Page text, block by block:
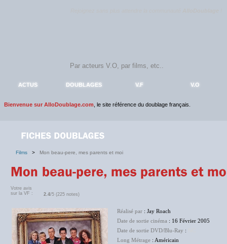
ACTUS DOUBLAGES V.F V.O
Bienvenue sur AlloDoublage.com , le site référence du doublage français.
Films > Mon beau-pere, mes parents et moi
Votre avis
sur la VF :
2.4/5 (225 notes)
Réalisé par : Jay Roach
Date de sortie cinéma : 16 Février 2005
Date de sortie DVD/Blu-Ray :
Long Métrage : Américain